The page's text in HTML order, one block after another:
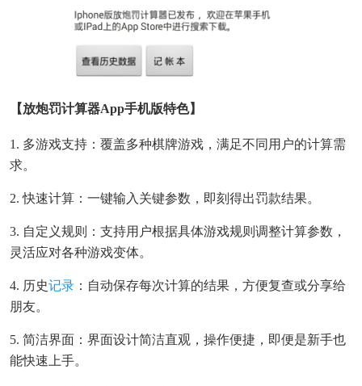
【放炮罚计算器app手机版特色】
1. 多游戏支持：覆盖多种棋牌游戏，满足不同用户的计算需
求。
2. 快速计算：一键输入关键参数，即刻得出罚款结果。
3. 自定义规则：支持用户根据具体游戏规则调整计算参数，
灵活应对各种游戏变体。
4. 历史记录 ：自动保存每次计算的结果，方便复查或分享给
朋友。
5. 简洁界面：界面设计简洁直观，操作便捷，即便是新手也
能快速上手。